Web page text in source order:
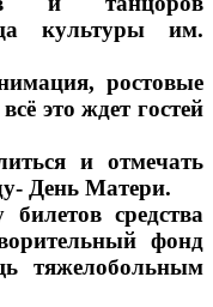
культуры им.
ростовые
это ждет гостей
и отмечать
День Матери.
средства
фонд
тяжелобольным